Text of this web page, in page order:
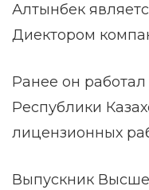
Алтынбек
Диектором
Ранее он
Республики
лицензионных
Выпускник